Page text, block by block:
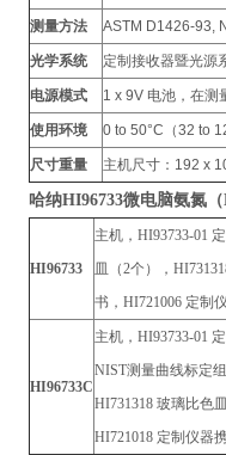
测量方法 ASTM D1426-93,
光学系统 定制接收器暨光源
电源模式 1 x 9V 电池，在测
使用环境 0 to 50°C（32 to
尺寸重量 主机尺寸： 192 x
哈纳HI96733微电脑氨氮
HI96733
主机，HI93733-01
皿（2个），
书，HI721006 定制
HI96733C
主机，HI93733-01
NIST测量曲线标定
HI731318 玻璃比色
HI721018 定制仪器